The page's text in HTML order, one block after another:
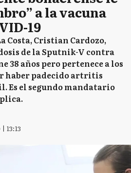
a la vacuna
19
Costa, Cristian Cardozo,
de la Sputnik-V contra
38 años pero pertenece a los
haber padecido artritis
Es el segundo mandatario
13:13